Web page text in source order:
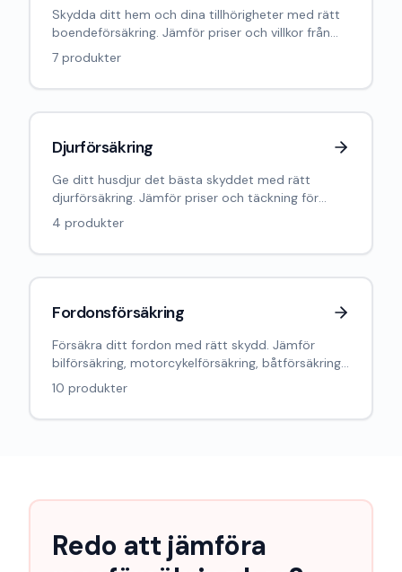
Skydda ditt hem och dina tillhörigheter med rätt
boendeförsäkring. Jämför priser och villkor från
Sveriges ledande försäkringsbolag.
7 produkter
Djurförsäkring
Ge ditt husdjur det bästa skyddet med rätt
djurförsäkring. Jämför priser och täckning för
hund, katt, häst och andra djur.
4 produkter
Fordonsförsäkring
Försäkra ditt fordon med rätt skydd. Jämför
bilförsäkring, motorcykelförsäkring, båtförsäkring
och andra fordonsförsäkringar.
10 produkter
Redo att jämföra